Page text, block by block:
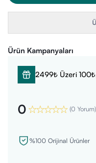
Ürün Kampanyaları
2499₺ Üzeri
0 (0 Yorum)
%100 Orijinal Ürünler